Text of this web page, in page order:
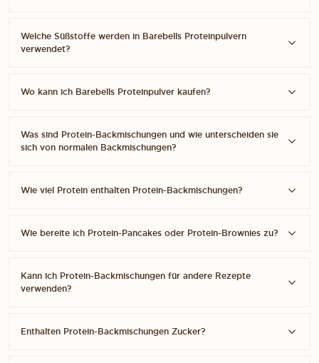
Welche Süßstoffe werden in Barebells Proteinpulvern
verwendet?
Wo kann ich Barebells Proteinpulver kaufen?
Was sind Protein-Backmischungen und wie unterscheiden sie
sich von normalen Backmischungen?
Wie viel Protein enthalten Protein-Backmischungen?
Wie bereite ich Protein-Pancakes oder Protein-Brownies zu?
Kann ich Protein-Backmischungen für andere Rezepte
verwenden?
Enthalten Protein-Backmischungen Zucker?